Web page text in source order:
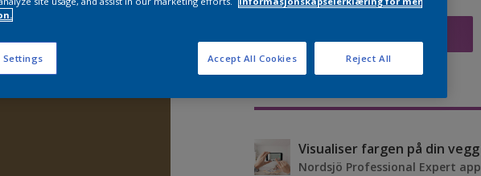
Visualiser fargen på din vegg
Nordsjö Professional Expert app
Settings Reject All
Accept All Cookies